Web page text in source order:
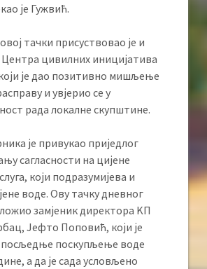
је Гужвић.
тачки присуствовао је и
цивилних иницијатива
је дао позитивно мишљење
и увјерио се у
рада локалне скупштине.
је привукао приједлог
сагласности на цијене
који подразумијева и
воде. Ову тачку дневног
замјеник директора KП
Јефто Поповић, који је
посљедње поскупљење воде
а да је сада условљено